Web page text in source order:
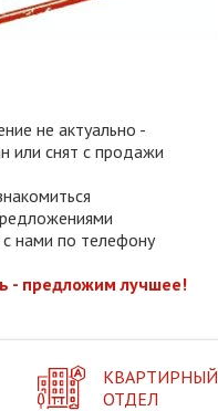
не актуально -
или снят с продажи
с нами по телефону
- предложим лучшее!
КВАРТИРНЫЙ
ОТДЕЛ